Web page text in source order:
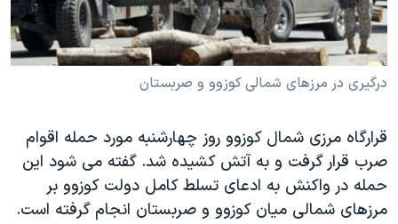
فرهنگ و زندگی
حقوق شهروندی
اقتصادی
اسرائیل در جنگ
گالری عکس
آرشیو پخش زنده
مستندها
انتخابات ریاست جمهوری آمریکا ۲۰۲۴
حمله جمهوری اسلامی به اسرائیل
ورزش زنان در ایران
اعتراضات زن، زندگی، آزادی
مجموعه مستندهای دادخواهی
دنبال کنید
زبانهای مختلف
درگيری در مرزهای شمالی کوزوو و صربستان
قرارگاه مرزی شمال کوزوو روز چهارشنبه مورد حمله اقوام
صرب قرار گرفت و به آتش کشيده شد. گفته می شود اين
حمله در واکنش به ادعای تسلط کامل دولت کوزوو بر
مرزهای شمالی ميان کوزوو و صربستان انجام گرفته است.